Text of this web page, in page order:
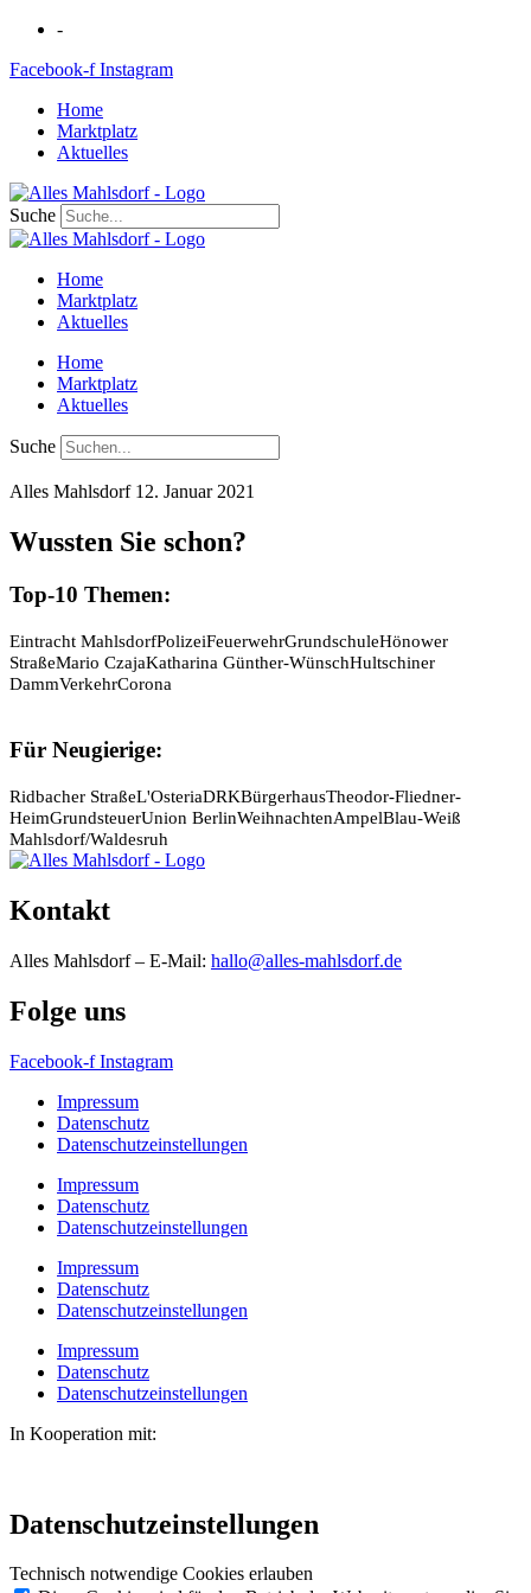
Zum
springen
-
Facebook-f Instagram
Home
Marktplatz
Aktuelles
Suche
Home
Marktplatz
Aktuelles
Home
Marktplatz
Aktuelles
Suche
Alles Mahlsdorf 12. Januar 2021
Wussten Sie schon?
Top-10 Themen:
Eintracht MahlsdorfPolizeiFeuerwehrGrundschuleHönower
StraßeMario CzajaKatharina Günther-WünschHultschiner
DammVerkehrCorona
Für Neugierige:
Ridbacher StraßeL'OsteriaDRKBürgerhausTheodor-Fliedner-
HeimGrundsteuerUnion BerlinWeihnachtenAmpelBlau-Weiß
Mahlsdorf/Waldesruh
Kontakt
Alles Mahlsdorf – E-Mail: hallo@alles-mahlsdorf.de
Folge uns
Facebook-f Instagram
Impressum
Datenschutz
Datenschutzeinstellungen
Impressum
Datenschutz
Datenschutzeinstellungen
Impressum
Datenschutz
Datenschutzeinstellungen
Impressum
Datenschutz
Datenschutzeinstellungen
In Kooperation mit:
Datenschutzeinstellungen
Technisch notwendige Cookies erlauben